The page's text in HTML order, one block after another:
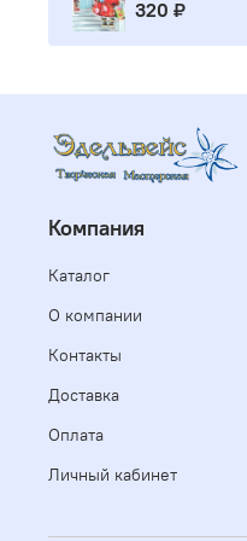
320 ₽
Компания
Каталог
О компании
Контакты
Доставка
Оплата
Личный кабинет